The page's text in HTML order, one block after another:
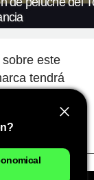
este
tendrá
S